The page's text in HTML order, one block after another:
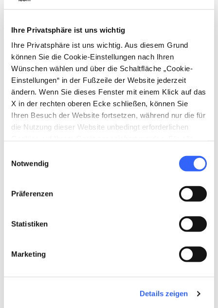
Ihre Privatsphäre ist uns wichtig
Ihre Privatsphäre ist uns wichtig. Aus diesem Grund
können Sie die Cookie-Einstellungen nach Ihren
Wünschen wählen und über die Schaltfläche „Cookie-
Einstellungen“ in der Fußzeile der Website jederzeit
ändern. Wenn Sie dieses Fenster mit einem Klick auf das
X in der rechten oberen Ecke schließen, können Sie
Ihren Besuch der Website fortsetzen, während nur die für
die Nutzung dieser Website unbedingt erforderlichen
Zustimmung.
Notwendig
Präferenzen
Statistiken
Marketing
Details zeigen
Imprunetaspezialisierte man sich auf die
Herstellung von orci , großen Krügen fürÖl
Wein, und weiteren Gefäßen für die typischen
Produkte der Gegend.
Im Laufe der Jahrhunderte wurden mit der
besonders widerstandsfähigen Terrakotta
Dächer gedeckt, Gärten geschmückt und
Fassaden dekoriert. DieTradition der
ist auch heute
noch lebendig und die Erzeugnisse der kleinen
und großen Werkstätten der Gegend sind
sowohl im Bauwesen wie für Gärten und in der
category
Kategorie